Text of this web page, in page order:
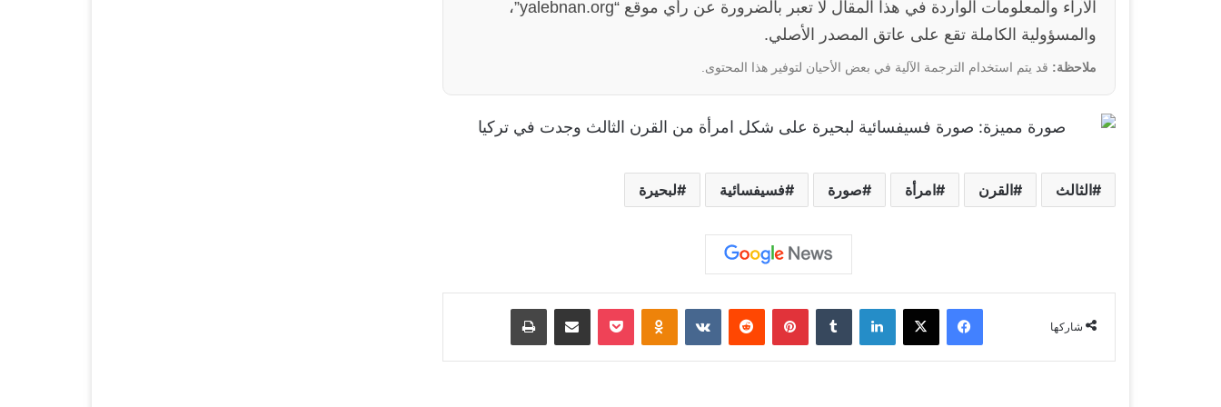
الآراء والمعلومات الواردة في هذا المقال لا تعبر بالضرورة عن رأي موقع “yalebnan.org”،
والمسؤولية الكاملة تقع على عاتق المصدر الأصلي.
ملاحظة: قد يتم استخدام الترجمة الآلية في بعض الأحيان لتوفير هذا المحتوى.
الثالث القرن امرأة صورة فسيفسائية لبحيرة
شاركها
فيسبوك ‫X لينكدإن بينتيريست ‏VKontakte